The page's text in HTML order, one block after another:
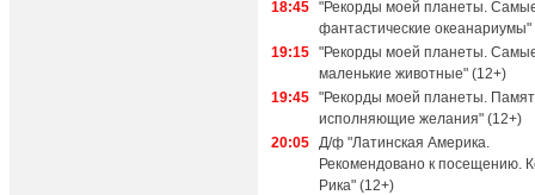
18:45 "Рекорды моей планеты.
фантастические океанариумы"
19:15 "Рекорды моей планеты.
маленькие животные" (12+)
19:45 "Рекорды моей планеты.
исполняющие желания" (12+)
20:05 Д/ф "Латинская Америка.
Рекомендовано к посещению.
Рика" (12+)